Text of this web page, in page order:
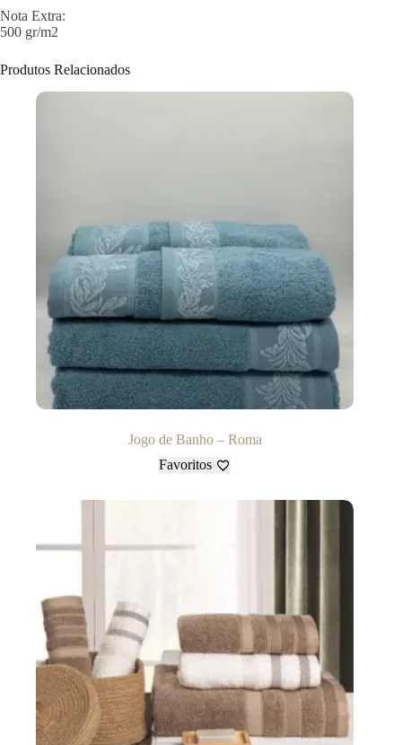
Nota Extra:
500 gr/m2
Produtos Relacionados
Jogo de Banho – Roma
Favoritos